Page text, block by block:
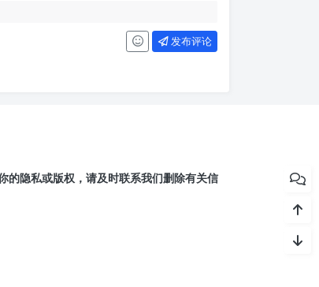
发布评论
的隐私或版权，请及时联系我们删除有关信